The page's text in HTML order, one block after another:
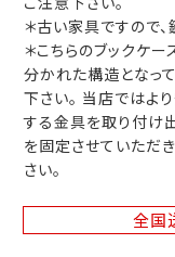
＊古い家具ですので
＊こちらのブックケ
分かれた構造となっ
下さい。 当店ではよ
する金具を取り付け
を固定させていただ
さい。
全国